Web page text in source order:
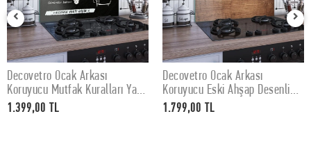
SEPETE EKLE
Decovetro Ocak Arkası
Koruyucu Mutfak Kuralları Yazı
Desenli 60x52Cm
1.399,00 TL
SEPETE EKLE
Decovetro Ocak Arkası
Koruyucu Eski Ahşap Desenli
76x50cm
1.799,00 TL